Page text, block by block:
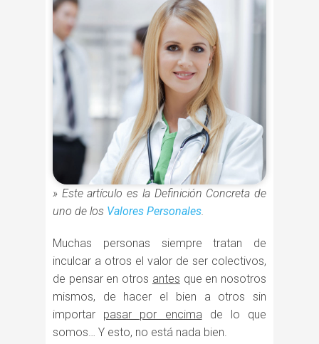
» Este artículo es la Definición Concreta de
uno de los Valores Personales.
Muchas personas siempre tratan de
inculcar a otros el valor de ser colectivos,
de pensar en otros antes que en nosotros
mismos, de hacer el bien a otros sin
importar pasar por encimade lo que
somos… Y esto, no está nada bien.